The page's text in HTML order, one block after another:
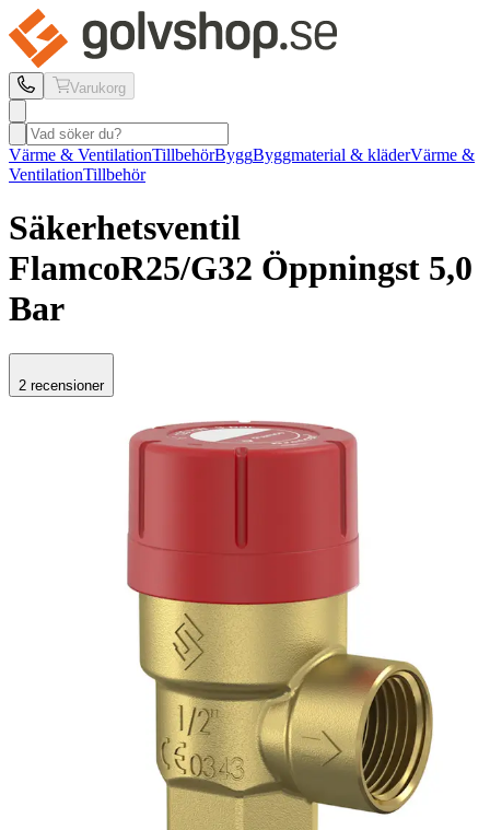
Varukorg
Värme & VentilationTillbehörByggByggmaterial & kläderVärme &
VentilationTillbehör
Säkerhetsventil
FlamcoR25/G32 Öppningst 5,0
Bar
2 recensioner